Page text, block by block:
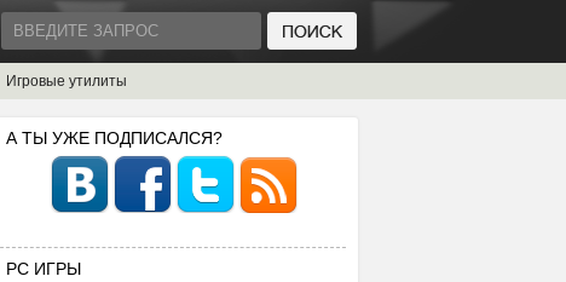
Игровые утилиты
А ТЫ УЖЕ ПОДПИСАЛСЯ?
PC ИГРЫ